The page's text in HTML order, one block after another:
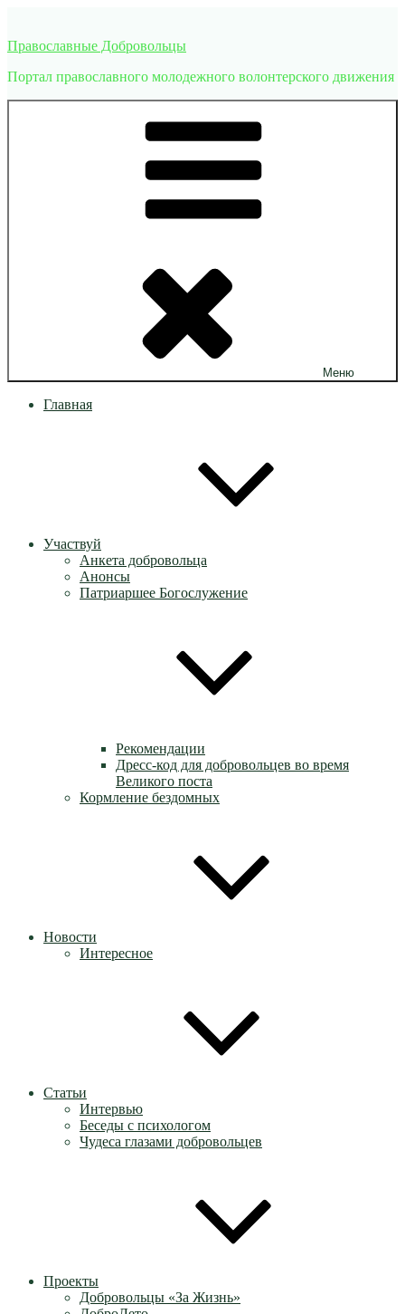
содержимому
Православные Добровольцы
Портал православного молодежного волонтерского движения
Меню
Главная
Участвуй
Анкета добровольца
Анонсы
Патриаршее Богослужение
Рекомендации
Дресс-код для добровольцев во время
Великого поста
Кормление бездомных
Новости
Интересное
Статьи
Интервью
Беседы с психологом
Чудеса глазами добровольцев
Проекты
Добровольцы «За Жизнь»